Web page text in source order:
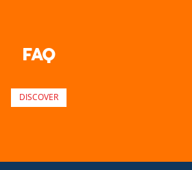
FAQ
DISCOVER